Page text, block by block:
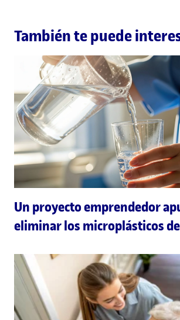
También te puede
Un proyecto emprendedor
eliminar los microplásticos